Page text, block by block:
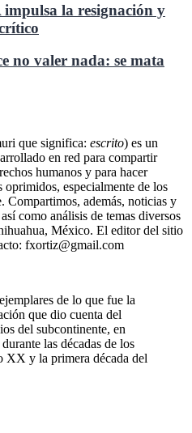
la resignación y
no valer nada: se mata
que significa: escrito) es un
en red para compartir
humanos y para hacer
especialmente de los
Compartimos, además, noticias y
como análisis de temas diversos
México. El editor del sitio
fxortiz@gmail.com
de lo que fue la
que dio cuenta del
del subcontinente, en
las décadas de los
XX y la primera década del